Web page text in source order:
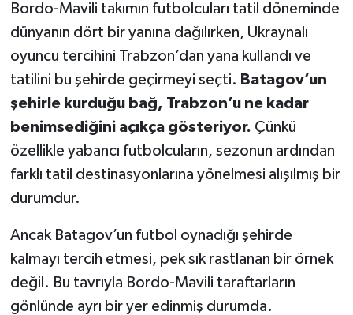
Bordo-Mavili takımın futbolcuları tatil döneminde
dünyanın dört bir yanına dağılırken, Ukraynalı
oyuncu tercihini Trabzon’dan yana kullandı ve
tatilini bu şehirde geçirmeyi seçti. Batagov’un
şehirle kurduğu bağ, Trabzon’u ne kadar
benimsediğini açıkça gösteriyor. Çünkü
özellikle yabancı futbolcuların, sezonun ardından
farklı tatil destinasyonlarına yönelmesi alışılmış bir
durumdur.
Ancak Batagov’un futbol oynadığı şehirde
kalmayı tercih etmesi, pek sık rastlanan bir örnek
değil. Bu tavrıyla Bordo-Mavili taraftarların
gönlünde ayrı bir yer edinmiş durumda.